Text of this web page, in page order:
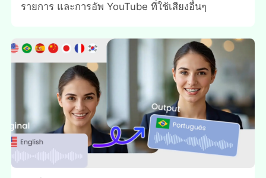
รายการ และการอัพ YouTube ที่ใช้เสียงอื่นๆ